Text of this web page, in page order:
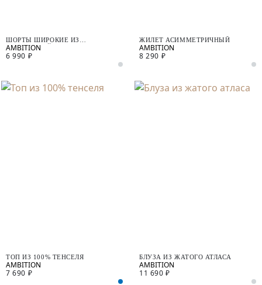
ШОРТЫ ШИРОКИЕ ИЗ
КОСТЮМНОЙ ТКАНИ
6 990 ₽
ЖИЛЕТ АСИММЕТРИЧНЫЙ
8 290 ₽
ТОП ИЗ 100% ТЕНСЕЛЯ
7 690 ₽
БЛУЗА ИЗ ЖАТОГО АТЛАСА
11 690 ₽